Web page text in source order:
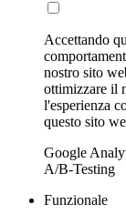
Accettando
nostro sito
ottimizzare il
l'esperienza
questo sito
Google
A/B-Testing
Funzionale